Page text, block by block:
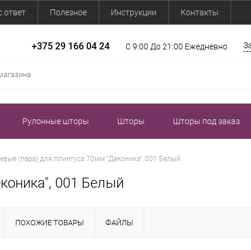
ответ Полезное Инструкции Контакты
+375 29 166 04 24 С 9:00 До 21:00 Ежедневно
Рулонные шторы Шторы Шторы под заказ
(пара) для плинтуса 70мм "Деконика", 001 Белый
001 Белый
ПОХОЖИЕ ТОВАРЫ ФАЙЛЫ